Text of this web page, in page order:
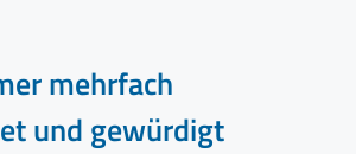
mehrfach
und gewürdigt